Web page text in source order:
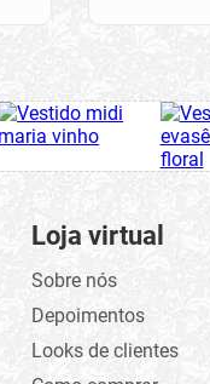
Loja virtual
Sobre nós
Depoimentos
Looks de clientes